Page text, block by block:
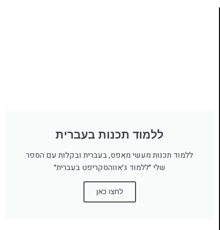
ללמוד תכנות בעברית
ללמוד תכנות מעשי מאפס, בעברית ובקלות עם הספר
שלי ״ללמוד ג׳אווהסקריפט בעברית״
לחצו כאן